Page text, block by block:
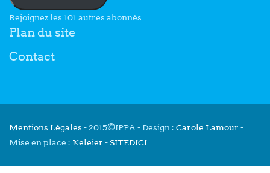
Rejoignez les 101 autres abonnés
Plan du site
Contact
Mentions Légales- 2015©IPPA - Design : Carole Lamour -
Mise en place : Keleier -SITEDICI